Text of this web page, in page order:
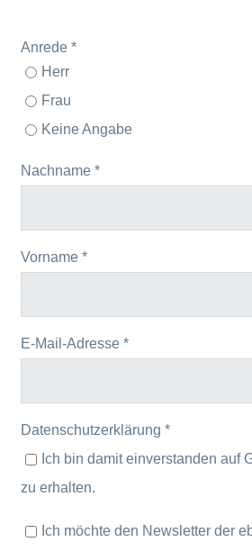
Anrede *
Herr
Frau
Keine Angabe
Nachname *
Vorname *
E-Mail-Adresse *
Datenschutzerklärung *
Ich bin damit einverstanden auf
zu erhalten.
Ich möchte den Newsletter der